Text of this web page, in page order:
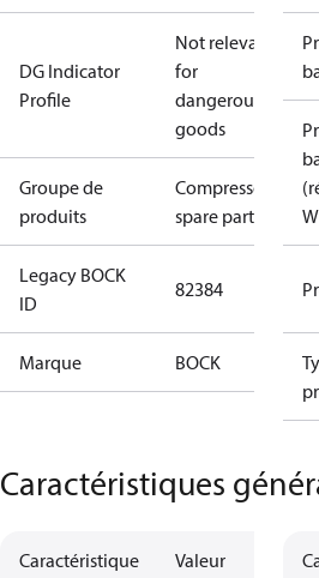
DG Indicator
Profile
Not relevant
for
dangerous
goods
Groupe de
produits
Compressors
spare parts
Legacy BOCK
ID
82384
Marque BOCK
Caractéristiques
Caractéristique Valeur